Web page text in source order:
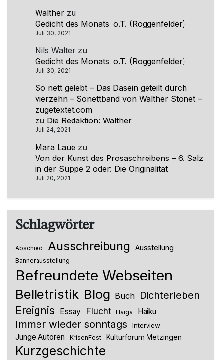
Walther zu
Gedicht des Monats: o.T. (Roggenfelder)
Juli 30, 2021
Nils Walter zu
Gedicht des Monats: o.T. (Roggenfelder)
Juli 30, 2021
So nett gelebt – Das Dasein geteilt durch
vierzehn – Sonettband von Walther Stonet –
zugetextet.com
zu Die Redaktion: Walther
Juli 24, 2021
Mara Laue zu
Von der Kunst des Prosaschreibens – 6. Salz
in der Suppe 2 oder: Die Originalität
Juli 20, 2021
Schlagwörter
Abschied Ausschreibung Ausstellung
Bannerausstellung
Befreundete Webseiten
Belletristik Blog Buch Dichterleben
Ereignis Essay Flucht Haiga Haiku
Immer wieder sonntags Interview
Junge Autoren KrisenFest Kulturforum Metzingen
Kurzgeschichte